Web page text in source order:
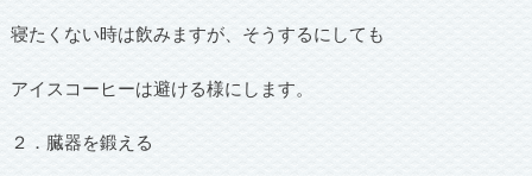
寝たくない時は飲みますが、そうするにしても
アイスコーヒーは避ける様にします。
２．臓器を鍛える